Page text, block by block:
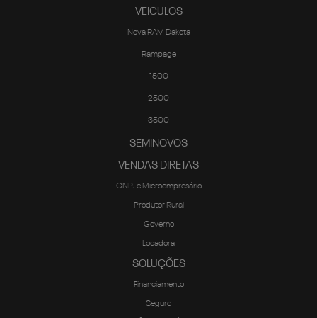
VEICULOS
Nova RAM Dakota
Rampage
1500
2500
3500
SEMINOVOS
VENDAS DIRETAS
CNPJ e Microempresário
Produtor Rural
Governo
Locadora
SOLUÇÕES
Financiamento
Seguro